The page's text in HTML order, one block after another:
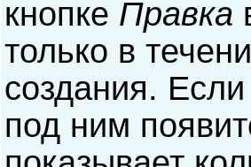
кнопке Правка
только в
создания.
под ним